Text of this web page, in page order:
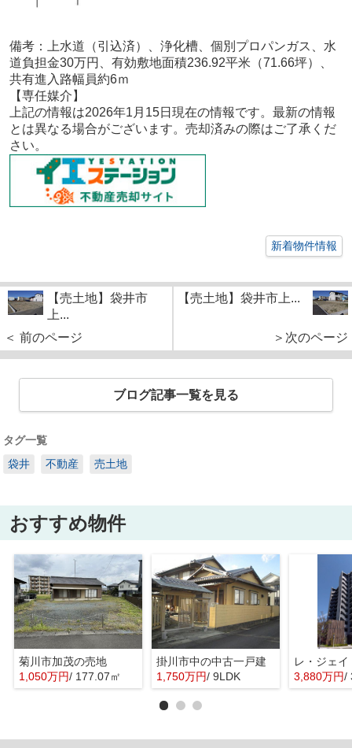
備考：
上水道（引込済）、浄化槽、個別プロパンガス、水
道負担金30万円、有効敷地面積236.92平米（71.66坪）、
共有進入路幅員約6ｍ
【専任媒介 】
上記の情報は2026年1月15日現在の情報です。最新の情報
とは異なる場合がございます。売却済みの際はご了承くだ
さい。
新着物件情報
【売土地】袋井市
上...
＜ 前のページ
【売土地】袋井市上...
＞次のページ
ブログ記事一覧を見る
タグ一覧
袋井
不動産 売土地
おすすめ物件
菊川市加茂の売地
1,050万円/ 177.07㎡
掛川市中の中古一戸建
1,750万円/ 9LDK
レ・ジェ
3,880万円/